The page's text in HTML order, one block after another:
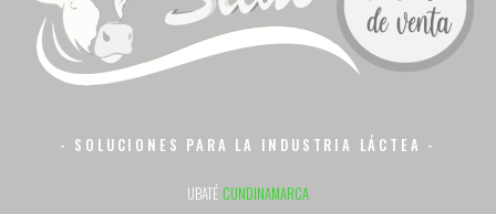
- SOLUCIONES PARA LA INDUSTRIA LÁCTEA -
UBATÉ CUNDINAMARCA